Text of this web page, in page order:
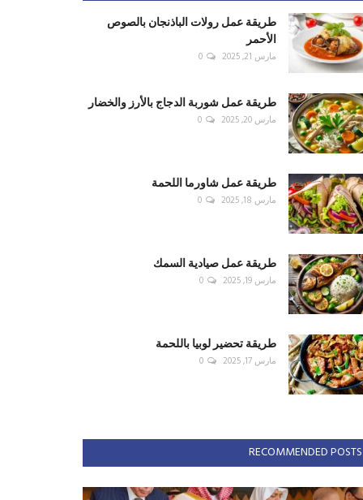
طريقة عمل رولات الباذنجان بالصوص
الأحمر
مارس 21, 2025 0
طريقة عمل شوربة الدجاج بالأرز والخضار
مارس 20, 2025 0
طريقة عمل شاورما اللحمة
مارس 18, 2025 0
طريقة عمل صيادية السمك
مارس 19, 2025 0
طريقة تحضير لوبيا باللحمة
مارس 17, 2025 0
RECOMMENDED POSTS